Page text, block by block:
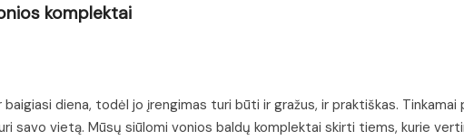
komplektai
diena, todėl jo įrengimas turi būti ir gražus, ir praktiškas.
savo vietą. Mūsų siūlomi vonios baldų komplektai skirti tiems, kurie